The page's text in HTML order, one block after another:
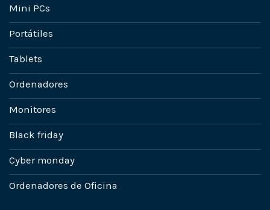
Mini PCs
Portátiles
Tablets
Ordenadores
Monitores
Black friday
Cyber monday
Ordenadores de Oficina